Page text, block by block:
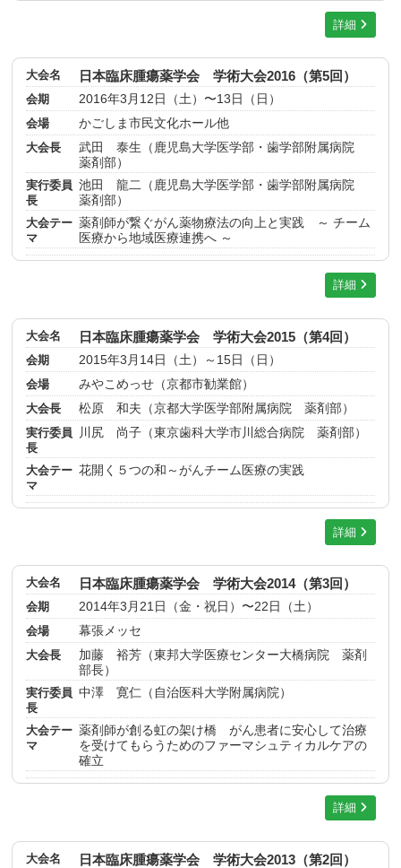
詳細
大会名 日本臨床腫瘍薬学会 学術大会2016（第5回）
会期
2016年3月12日（土）〜13日（日）
会場
かごしま市民文化ホール他
大会長
武田 泰生（鹿児島大学医学部・歯学部附属病院
薬剤部）
実行委員
長
池田 龍二（鹿児島大学医学部・歯学部附属病院
薬剤部）
大会テー
マ
薬剤師が繋ぐがん薬物療法の向上と実践 ～ チーム
医療から地域医療連携へ ～
詳細
大会名 日本臨床腫瘍薬学会 学術大会2015（第4回）
会期
2015年3月14日（土）～15日（日）
会場
みやこめっせ（京都市勧業館）
大会長
松原 和夫（京都大学医学部附属病院 薬剤部）
実行委員
長
川尻 尚子（東京歯科大学市川総合病院 薬剤部）
大会テー
マ
花開く５つの和～がんチーム医療の実践
詳細
大会名 日本臨床腫瘍薬学会 学術大会2014（第3回）
会期
2014年3月21日（金・祝日）〜22日（土）
会場
幕張メッセ
大会長
加藤 裕芳（東邦大学医療センター大橋病院 薬剤
部長）
実行委員
長
中澤 寛仁（自治医科大学附属病院）
大会テー
マ
薬剤師が創る虹の架け橋 がん患者に安心して治療
を受けてもらうためのファーマシュティカルケアの
確立
詳細
大会名 日本臨床腫瘍薬学会 学術大会2013（第2回）